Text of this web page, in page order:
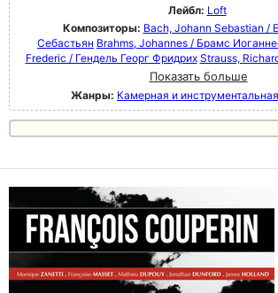
Лейбл: Loft
Композиторы: Bach, Johann Sebastian /
Себастьян Brahms, Johannes / Брамс
Frederic / Гендель Георг Фридрих Strauss,
Показать больше
Жанры: Камерная и